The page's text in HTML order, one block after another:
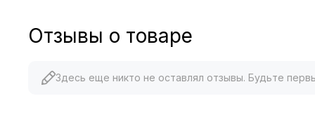
Отзывы о товаре
Здесь еще никто не оставлял отзывы. Будьте